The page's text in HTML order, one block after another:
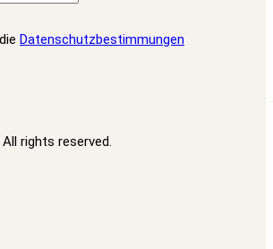
Datenschutzbestimmungen
rights reserved.